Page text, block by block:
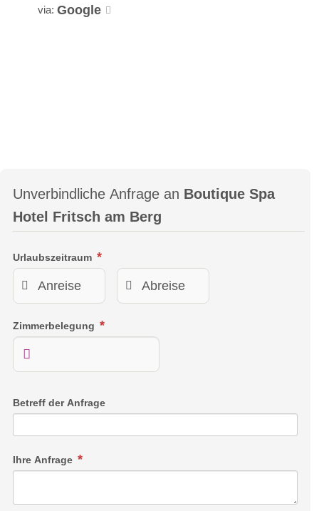
via: Google
Unverbindliche Anfrage an Boutique Spa
Hotel Fritsch am Berg
Urlaubszeitraum
Zimmerbelegung
Betreff der Anfrage
Ihre Anfrage